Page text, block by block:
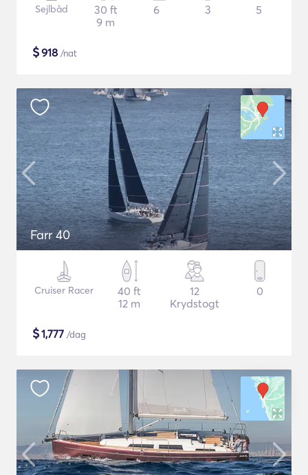
Sejlbåd
30 ft
9 m
6 3 5
$918 /nat
Farr 40
Cruiser Racer
40 ft
12 m
12
Krydstogt
0
$1,777 /dag